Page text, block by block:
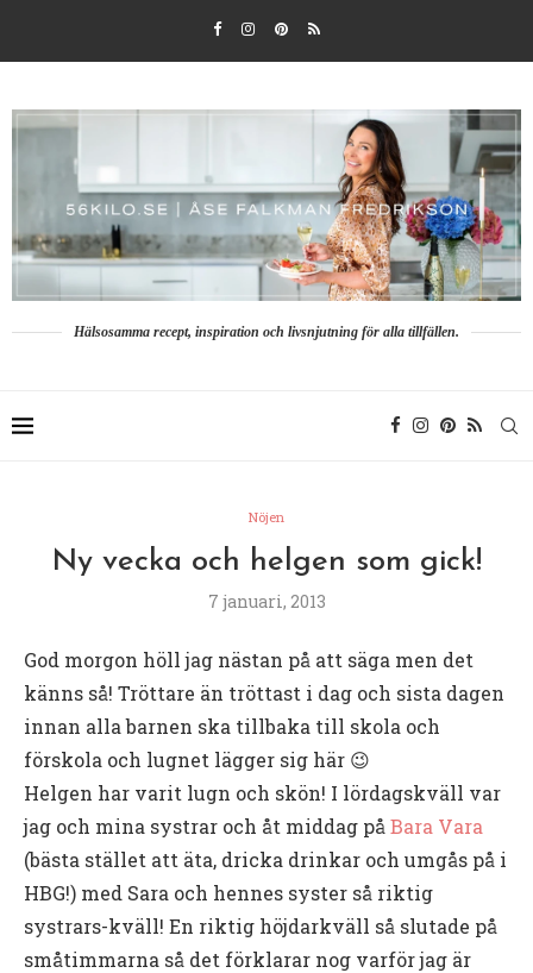
Hälsosamma recept, inspiration och livsnjutning för alla tillfällen.
Nöjen
Ny vecka och helgen som gick!
7 januari, 2013
God morgon höll jag nästan på att säga men det
känns så! Tröttare än tröttast i dag och sista dagen
innan alla barnen ska tillbaka till skola och
förskola och lugnet lägger sig här 😉
Helgen har varit lugn och skön! I lördagskväll var
jag och mina systrar och åt middag på Bara Vara
(bästa stället att äta, dricka drinkar och umgås på i
HBG!) med Sara och hennes syster så riktig
systrars-kväll! En riktig höjdarkväll så slutade på
småtimmarna så det förklarar nog varför jag är